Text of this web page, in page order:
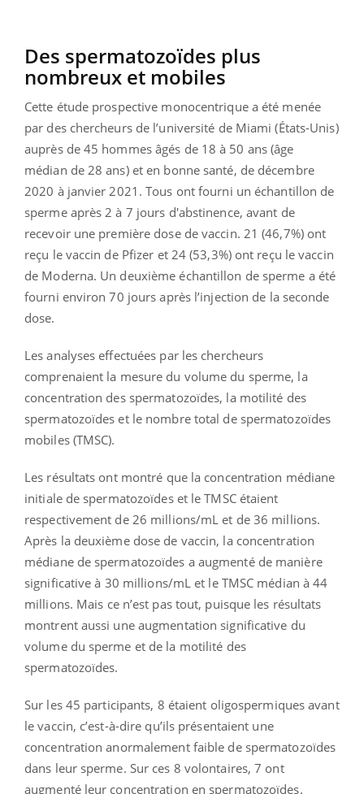
Des spermatozoïdes plus
nombreux et mobiles
Cette étude prospective monocentrique a été menée
par des chercheurs de l’université de Miami (États-Unis)
auprès de 45 hommes âgés de 18 à 50 ans (âge
médian de 28 ans) et en bonne santé, de décembre
2020 à janvier 2021. Tous ont fourni un échantillon de
sperme après 2 à 7 jours d'abstinence, avant de
recevoir une première dose de vaccin. 21 (46,7%) ont
reçu le vaccin de Pfizer et 24 (53,3%) ont reçu le vaccin
de Moderna. Un deuxième échantillon de sperme a été
fourni environ 70 jours après l’injection de la seconde
dose.
Les analyses effectuées par les chercheurs
comprenaient la mesure du volume du sperme, la
concentration des spermatozoïdes, la motilité des
spermatozoïdes et le nombre total de spermatozoïdes
mobiles (TMSC).
Les résultats ont montré que la concentration médiane
initiale de spermatozoïdes et le TMSC étaient
respectivement de 26 millions/mL et de 36 millions.
Après la deuxième dose de vaccin, la concentration
médiane de spermatozoïdes a augmenté de manière
significative à 30 millions/mL et le TMSC médian à 44
millions. Mais ce n’est pas tout, puisque les résultats
montrent aussi une augmentation significative du
volume du sperme et de la motilité des
spermatozoïdes.
Sur les 45 participants, 8 étaient oligospermiques avant
le vaccin, c’est-à-dire qu’ils présentaient une
concentration anormalement faible de spermatozoïdes
dans leur sperme. Sur ces 8 volontaires, 7 ont
augmenté leur concentration en spermatozoïdes.